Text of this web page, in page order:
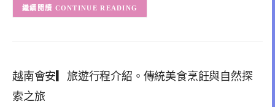
CONTINUE READING
越南會安▎旅遊行程介紹。傳統美食烹飪與自然探
索之旅